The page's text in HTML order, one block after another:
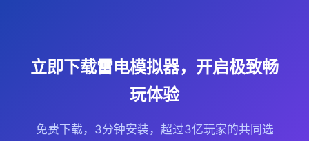
立即下载雷电模拟器，开启极致畅
玩体验
免费下载，3分钟安装，超过3亿玩家的共同选